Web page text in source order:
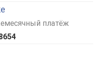
платёж